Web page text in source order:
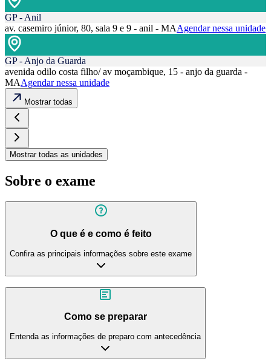
GP - Anil
av. casemiro júnior, 80, sala 9 e 9 - anil - MAAgendar nessa unidade
GP - Anjo da Guarda
avenida odilo costa filho/ av moçambique, 15 - anjo da guarda -
MAAgendar nessa unidade
Mostrar todas
Mostrar todas as unidades
Sobre o exame
O que é e como é feito
Confira as principais informações sobre este exame
Como se preparar
Entenda as informações de preparo com antecedência